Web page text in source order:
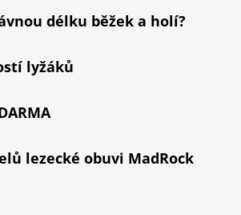
délku běžek a holí?
lyžáků
lezecké obuvi MadRock